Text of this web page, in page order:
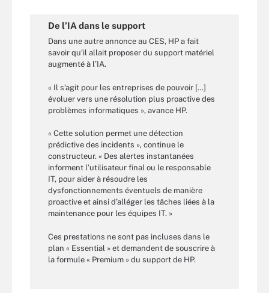
De l’IA dans le support
Dans une autre annonce au CES, HP a fait
savoir qu’il allait proposer du support matériel
augmenté à l’IA.
« Il s’agit pour les entreprises de pouvoir […]
évoluer vers une résolution plus proactive des
problèmes informatiques », avance HP.
« Cette solution permet une détection
prédictive des incidents », continue le
constructeur. « Des alertes instantanées
informent l’utilisateur final ou le responsable
IT, pour aider à résoudre les
dysfonctionnements éventuels de manière
proactive et ainsi d’alléger les tâches liées à la
maintenance pour les équipes IT. »
Ces prestations ne sont pas incluses dans le
plan « Essential » et demandent de souscrire à
la formule « Premium » du support de HP.